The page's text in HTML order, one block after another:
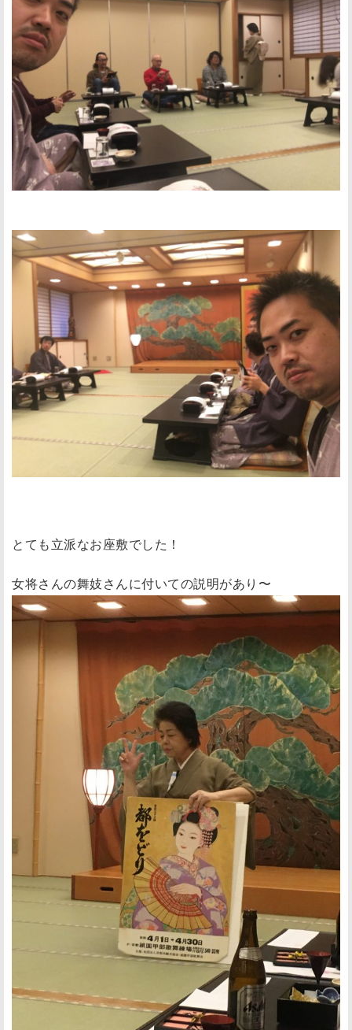
とても立派なお座敷でした！
女将さんの舞妓さんに付いての説明があり〜